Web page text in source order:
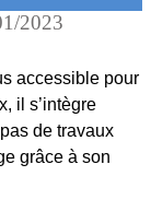
2023
accessible pour
il s’intègre
de travaux
grâce à son